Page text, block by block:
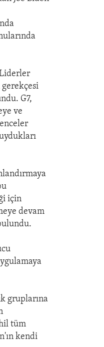
G7,
ve
için
devam
gruplarına
tüm
kendi